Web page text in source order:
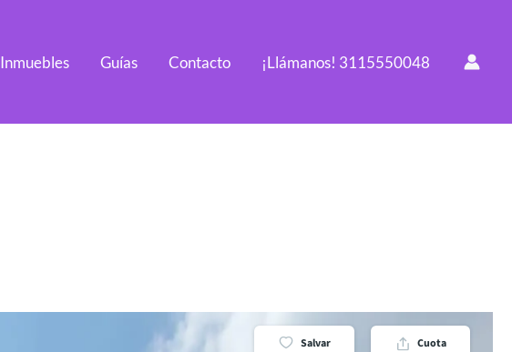
Inmuebles Guías Contacto ¡Llámanos! 3115550048
Salvar Cuota